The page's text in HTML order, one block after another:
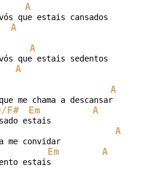
A
que estais cansados
A
A
que estais sedentos
A
A
me chama a descansar
F# Em A
estais
A
me convidar
Em A
estais